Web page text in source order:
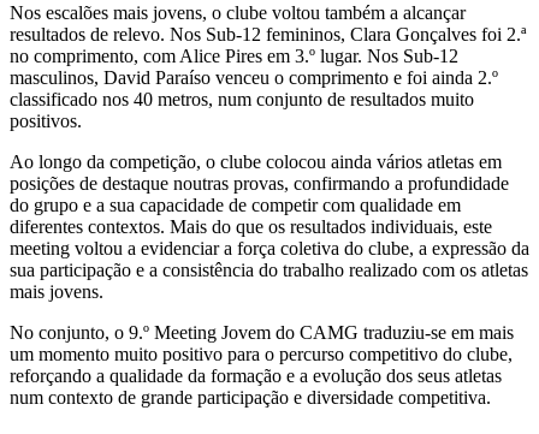
Nos escalões mais jovens, o clube voltou também a alcançar
resultados de relevo. Nos Sub-12 femininos, Clara Gonçalves foi 2.ª
no comprimento, com Alice Pires em 3.º lugar. Nos Sub-12
masculinos, David Paraíso venceu o comprimento e foi ainda 2.º
classificado nos 40 metros, num conjunto de resultados muito
positivos.
Ao longo da competição, o clube colocou ainda vários atletas em
posições de destaque noutras provas, confirmando a profundidade
do grupo e a sua capacidade de competir com qualidade em
diferentes contextos. Mais do que os resultados individuais, este
meeting voltou a evidenciar a força coletiva do clube, a expressão da
sua participação e a consistência do trabalho realizado com os atletas
mais jovens.
No conjunto, o 9.º Meeting Jovem do CAMG traduziu-se em mais
um momento muito positivo para o percurso competitivo do clube,
reforçando a qualidade da formação e a evolução dos seus atletas
num contexto de grande participação e diversidade competitiva.